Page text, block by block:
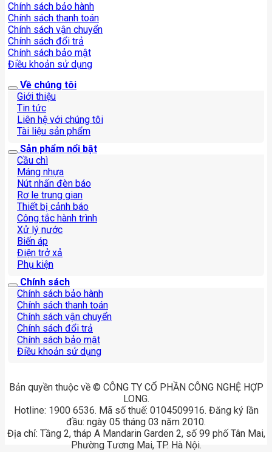
Chính sách bảo hành
Chính sách thanh toán
Chính sách vận chuyển
Chính sách đổi trả
Chính sách bảo mật
Điều khoản sử dụng
Về chúng tôi
Giới thiệu
Tin tức
Liên hệ với chúng tôi
Tài liệu sản phẩm
Sản phẩm nổi bật
Cầu chì
Máng nhựa
Nút nhấn đèn báo
Rơ le trung gian
Thiết bị cảnh báo
Công tắc hành trình
Xử lý nước
Biến áp
Điện trở xả
Phụ kiện
Chính sách
Chính sách bảo hành
Chính sách thanh toán
Chính sách vận chuyển
Chính sách đổi trả
Chính sách bảo mật
Điều khoản sử dụng
Bản quyền thuộc về © CÔNG TY CỔ PHẦN CÔNG NGHỆ HỢP
LONG.
Hotline: 1900 6536. Mã số thuế: 0104509916. Đăng ký lần
đầu: ngày 05 tháng 03 năm 2010.
Địa chỉ: Tầng 2, tháp A Mandarin Garden 2, số 99 phố Tân Mai,
Phường Tương Mai, TP. Hà Nội.